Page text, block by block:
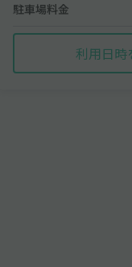
駐車場料金
利用日時